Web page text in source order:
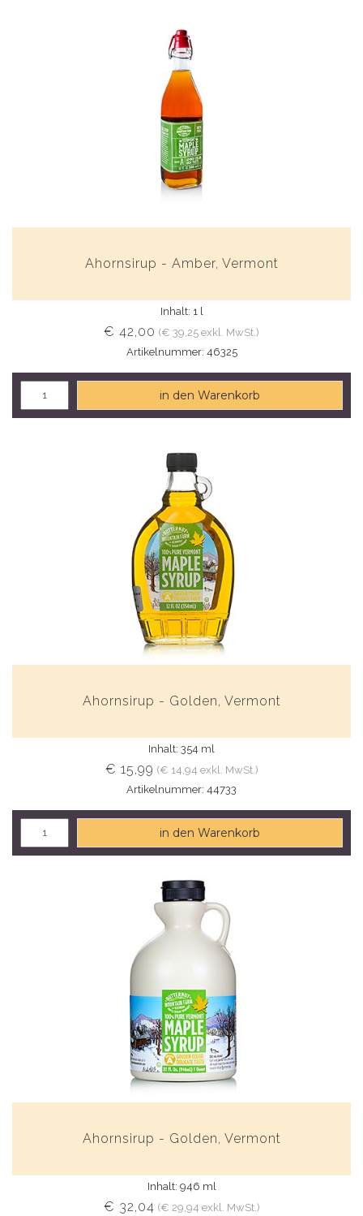
Ahornsirup - Amber, Vermont
Inhalt: 1 l
€ 42,00 (€ 39,25 exkl. MwSt.)
Artikelnummer: 46325
in den Warenkorb
Ahornsirup - Golden, Vermont
Inhalt: 354 ml
€ 15,99 (€ 14,94 exkl. MwSt.)
Artikelnummer: 44733
in den Warenkorb
Ahornsirup - Golden, Vermont
Inhalt: 946 ml
€ 32,04 (€ 29,94 exkl. MwSt.)